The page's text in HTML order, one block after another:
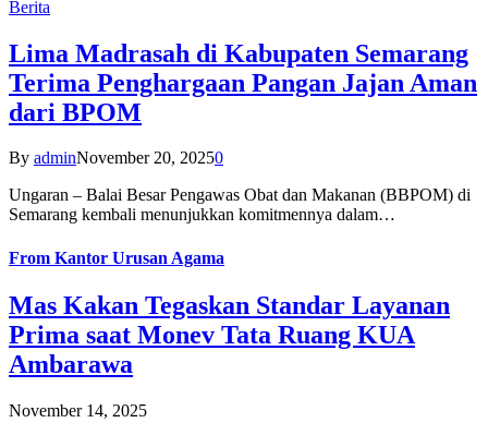
Berita
Lima Madrasah di Kabupaten Semarang
Terima Penghargaan Pangan Jajan Aman
dari BPOM
By adminNovember 20, 20250
Ungaran – Balai Besar Pengawas Obat dan Makanan (BBPOM) di
Semarang kembali menunjukkan komitmennya dalam…
From Kantor Urusan Agama
Mas Kakan Tegaskan Standar Layanan
Prima saat Monev Tata Ruang KUA
Ambarawa
November 14, 2025